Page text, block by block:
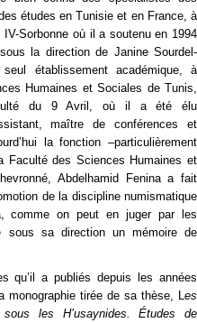
études en Tunisie et en France, à
IV-Sorbonne où il a soutenu en 1994
la direction de Janine Sourdel-
établissement académique, à
Humaines et Sociales de Tunis,
du 9 Avril, où il a été élu
maître de conférences et
la fonction –particulièrement
Faculté des Sciences Humaines et
Abdelhamid Fenina a fait
de la discipline numismatique
comme on peut en juger par les
sous sa direction un mémoire de
qu’il a publiés depuis les années
tirée de sa thèse, L es
les H’usaynides. Études de